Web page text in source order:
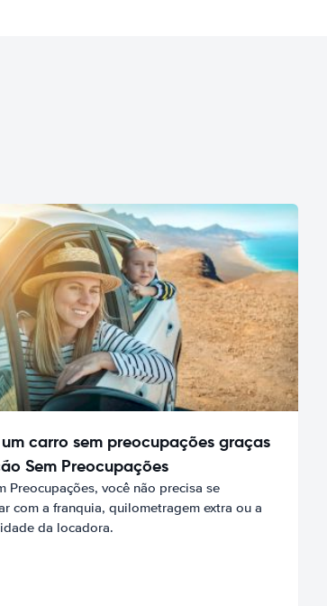
carro sem preocupações graças
Sem Preocupações
Preocupações, você não precisa se
com a franquia, quilometragem extra ou a
da locadora.